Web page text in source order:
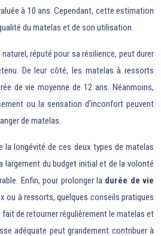
à 10 ans. Cependant, cette estimation
du matelas et de son utilisation.
réputé pour sa résilience, peut durer
De leur côté, les matelas à ressorts
de vie moyenne de 12 ans. Néanmoins,
ou la sensation d’inconfort peuvent
de matelas.
la longévité de ces deux types de matelas
largement du budget initial et de la volonté
Enfin, pour prolonger la durée de vie
ou à ressorts, quelques conseils pratiques
de retourner régulièrement le matelas et
adéquate peut grandement contribuer à